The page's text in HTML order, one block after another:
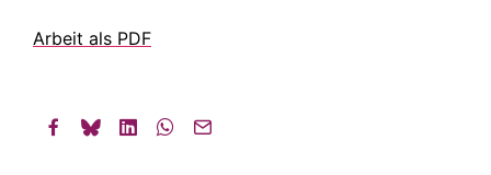
Arbeit als PDF